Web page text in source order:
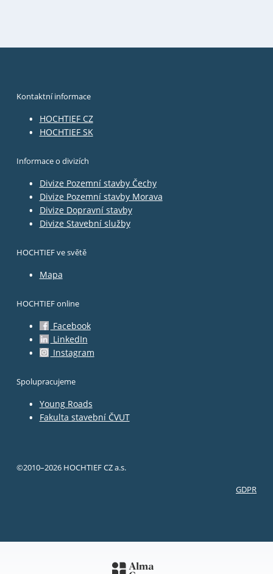
Kontaktní informace
HOCHTIEF CZ
HOCHTIEF SK
Informace o divizích
Divize Pozemní stavby Čechy
Divize Pozemní stavby Morava
Divize Dopravní stavby
Divize Stavební služby
HOCHTIEF ve světě
Mapa
HOCHTIEF online
Facebook
LinkedIn
Instagram
Spolupracujeme
Young Roads
Fakulta stavební ČVUT
©2010–2026 HOCHTIEF CZ a.s.
GDPR